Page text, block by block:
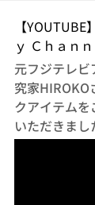
【
ｙ Ｃｈａｎ
元フジテレ
究家HIROKO
クアイテムを
いただきまし